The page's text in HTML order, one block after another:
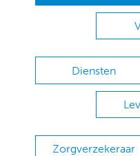
Diensten
Zorgverzekeraar